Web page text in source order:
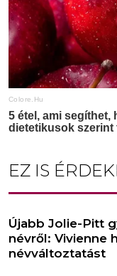
EZ IS
Újabb Jolie-Pitt
névről: Vivienne
névváltoztatást